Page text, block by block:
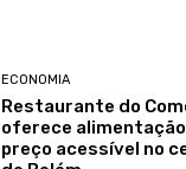
ECONOMIA
Restaurante do
oferece
preço acessível no